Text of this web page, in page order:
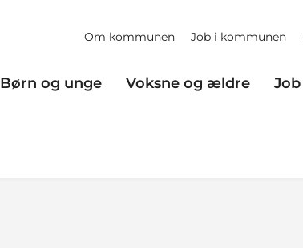
Om kommunen Job i kommunen
Børn og unge Voksne og ældre